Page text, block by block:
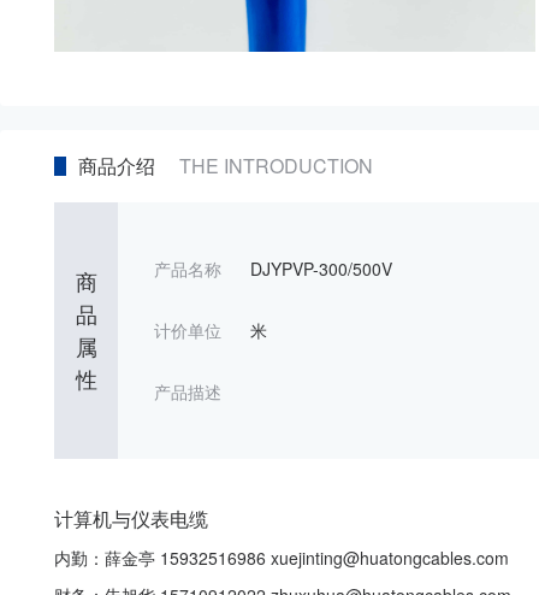
商品介绍 THE INTRODUCTION
商
品
属
性
产品名称 DJYPVP-300/500V
计价单位 米
产品描述
计算机与仪表电缆
内勤：薛金亭 15932516986 xuejinting@huatongcables.com